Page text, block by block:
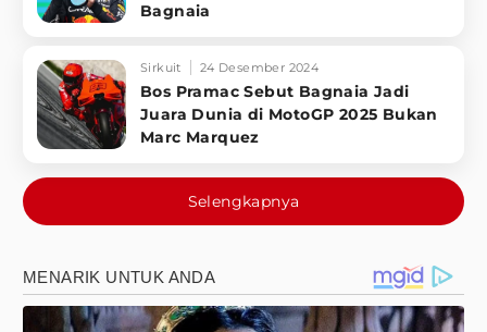
Bagnaia
Sirkuit 24 Desember 2024
Bos Pramac Sebut Bagnaia Jadi
Juara Dunia di MotoGP 2025 Bukan
Marc Marquez
Selengkapnya